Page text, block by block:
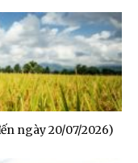
ngày 20/07/2026)